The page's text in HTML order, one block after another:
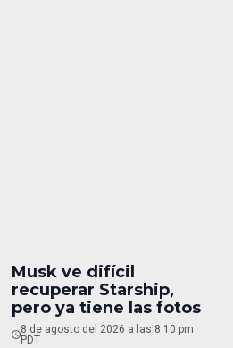
Musk ve difícil
recuperar Starship,
pero ya tiene las fotos
8 de agosto del 2026 a las 8:10 pm
PDT